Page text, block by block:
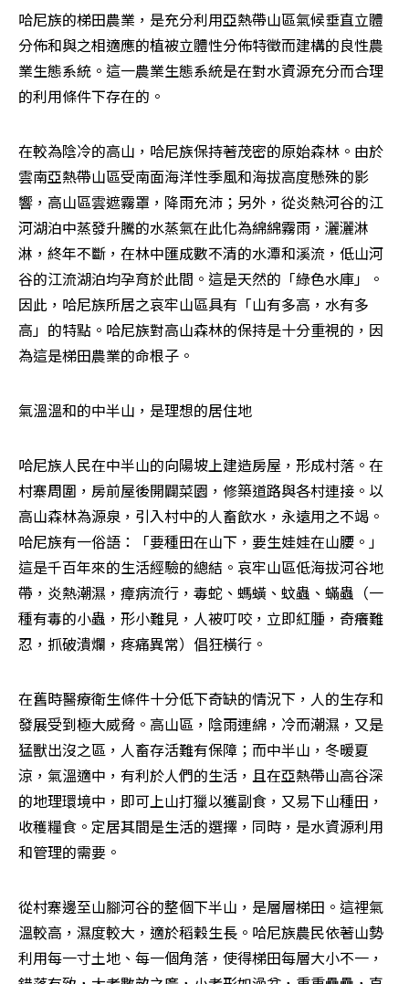
哈尼族的梯田農業，是充分利用亞熱帶山區氣候垂直立體
分佈和與之相適應的植被立體性分佈特徵而建構的良性農
業生態系統。這一農業生態系統是在對水資源充分而合理
的利用條件下存在的。
在較為陰冷的高山，哈尼族保持著茂密的原始森林。由於
雲南亞熱帶山區受南面海洋性季風和海拔高度懸殊的影
響，高山區雲遮霧罩，降雨充沛；另外，從炎熱河谷的江
河湖泊中蒸發升騰的水蒸氣在此化為綿綿霧雨，灑灑淋
淋，終年不斷，在林中匯成數不清的水潭和溪流，低山河
谷的江流湖泊均孕育於此間。這是天然的「綠色水庫」。
因此，哈尼族所居之哀牢山區具有「山有多高，水有多
高」的特點。哈尼族對高山森林的保持是十分重視的，因
為這是梯田農業的命根子。
氣溫溫和的中半山，是理想的居住地
哈尼族人民在中半山的向陽坡上建造房屋，形成村落。在
村寨周圍，房前屋後開闢菜園，修築道路與各村連接。以
高山森林為源泉，引入村中的人畜飲水，永遠用之不竭。
哈尼族有一俗語：「要種田在山下，要生娃娃在山腰。」
這是千百年來的生活經驗的總結。哀牢山區低海拔河谷地
帶，炎熱潮濕，瘴病流行，毒蛇、螞蟥、蚊蟲、蟎蟲（一
種有毒的小蟲，形小難見，人被叮咬，立即紅腫，奇癢難
忍，抓破潰爛，疼痛異常）倡狂橫行。
在舊時醫療衛生條件十分低下奇缺的情況下，人的生存和
發展受到極大威脅。高山區，陰雨連綿，冷而潮濕，又是
猛獸出沒之區，人畜存活難有保障；而中半山，冬暖夏
涼，氣溫適中，有利於人們的生活，且在亞熱帶山高谷深
的地理環境中，即可上山打獵以獲副食，又易下山種田，
收穫糧食。定居其間是生活的選擇，同時，是水資源利用
和管理的需要。
從村寨邊至山腳河谷的整個下半山，是層層梯田。這裡氣
溫較高，濕度較大，適於稻穀生長。哈尼族農民依著山勢
利用每一寸土地、每一個角落，使得梯田每層大小不一，